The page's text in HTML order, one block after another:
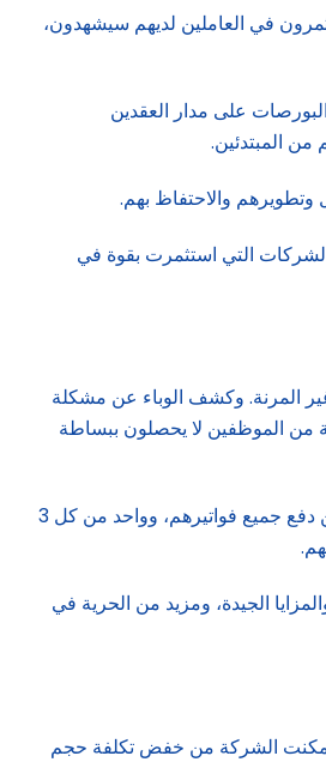
في العاملين لديهم سيشهدون،
حوالي 800 ملف إفصاح لهيئة الأوراق المالية والبورصات على مدار العقدين
الشركات التي استثمرت بقوة في
المرنة. وكشف الوباء عن مشكلة
من الموظفين لا يحصلون ببساطة
على سبيل المثال، وجد أحدث تقرير للرفاهية الاقتصادية للأسر الأمريكية صادر عن بنك الاحتياطي الفيدرالي أنه في عام 2023، لن يتمكن واحد من كل 6 أمريكيين من دفع جميع فواتيرهم، وواحد من كل 3
الجيدة، ومزيد من الحرية في
القيام بذلك، تمكنت الشركة من خفض تكلفة حجم